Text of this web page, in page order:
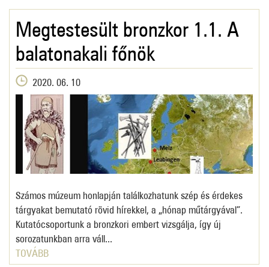
Megtestesült bronzkor 1.1. A
balatonakali főnök
2020. 06. 10
Számos múzeum honlapján találkozhatunk szép és érdekes
tárgyakat bemutató rövid hírekkel, a „hónap műtárgyával”.
Kutatócsoportunk a bronzkori embert vizsgálja, így új
sorozatunkban arra váll...
TOVÁBB